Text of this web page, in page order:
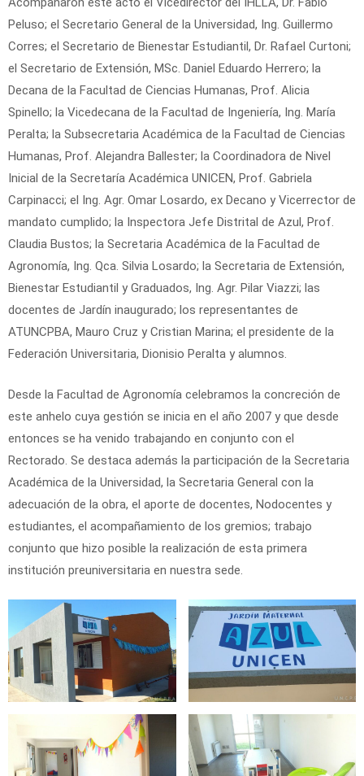
Peluso; el Secretario General de la Universidad, Ing. Guillermo
Corres; el Secretario de Bienestar Estudiantil, Dr. Rafael Curtoni;
el Secretario de Extensión, MSc. Daniel Eduardo Herrero; la
Decana de la Facultad de Ciencias Humanas, Prof. Alicia
Spinello; la Vicedecana de la Facultad de Ingeniería, Ing. María
Peralta; la Subsecretaria Académica de la Facultad de Ciencias
Humanas, Prof. Alejandra Ballester; la Coordinadora de Nivel
Inicial de la Secretaría Académica UNICEN, Prof. Gabriela
Carpinacci; el Ing. Agr. Omar Losardo, ex Decano y Vicerrector de
mandato cumplido; la Inspectora Jefe Distrital de Azul, Prof.
Claudia Bustos; la Secretaria Académica de la Facultad de
Agronomía, Ing. Qca. Silvia Losardo; la Secretaria de Extensión,
Bienestar Estudiantil y Graduados, Ing. Agr. Pilar Viazzi; las
docentes de Jardín inaugurado; los representantes de
ATUNCPBA, Mauro Cruz y Cristian Marina; el presidente de la
Federación Universitaria, Dionisio Peralta y alumnos.
Desde la Facultad de Agronomía celebramos la concreción de
este anhelo cuya gestión se inicia en el año 2007 y que desde
entonces se ha venido trabajando en conjunto con el
Rectorado. Se destaca además la participación de la Secretaria
Académica de la Universidad, la Secretaria General con la
adecuación de la obra, el aporte de docentes, Nodocentes y
estudiantes, el acompañamiento de los gremios; trabajo
conjunto que hizo posible la realización de esta primera
institución preuniversitaria en nuestra sede.